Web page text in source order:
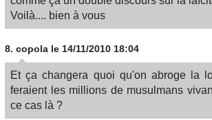
Voilà.... bien à vous
8. copola le 14/11/2010 18:04
Et ça changera quoi qu'on abroge la
feraient les millions de musulmans
ce cas là ?